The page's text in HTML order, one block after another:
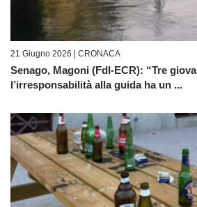
21 Giugno 2026 | CRONACA
Senago, Magoni (FdI-ECR): “Tre
l’irresponsabilità alla guida ha un ...